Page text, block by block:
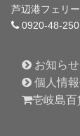
芦辺港フェリ
0920-48-
お知らせ
個人情
壱岐島百